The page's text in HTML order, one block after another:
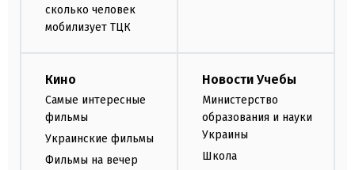
сколько человек
мобилизует ТЦК
Кино
Самые интересные
фильмы
Украинские фильмы
Фильмы на вечер
Новости Учебы
Министерство
образования и науки
Украины
Школа